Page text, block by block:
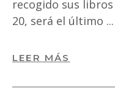
recogido sus
20, será el último
LEER MÁS